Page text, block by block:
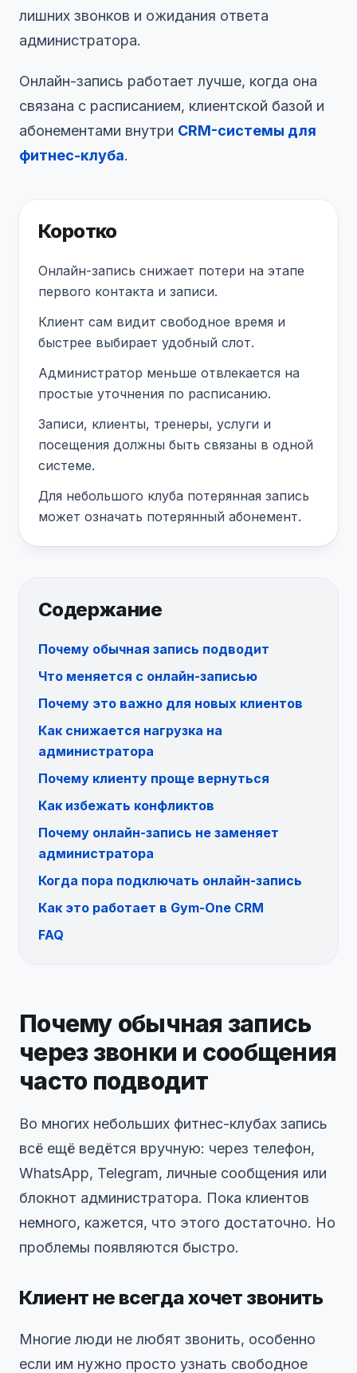
лишних звонков и ожидания ответа
администратора.
Онлайн-запись работает лучше, когда она
связана с расписанием, клиентской базой и
абонементами внутри CRM-системы для
фитнес-клуба.
Коротко
Онлайн-запись снижает потери на этапе
первого контакта и записи.
Клиент сам видит свободное время и
быстрее выбирает удобный слот.
Администратор меньше отвлекается на
простые уточнения по расписанию.
Записи, клиенты, тренеры, услуги и
посещения должны быть связаны в одной
системе.
Для небольшого клуба потерянная запись
может означать потерянный абонемент.
Содержание
Почему обычная запись подводит
Что меняется с онлайн-записью
Почему это важно для новых клиентов
Как снижается нагрузка на
администратора
Почему клиенту проще вернуться
Как избежать конфликтов
Почему онлайн-запись не заменяет
администратора
Когда пора подключать онлайн-запись
Как это работает в Gym-One CRM
FAQ
Почему обычная запись
через звонки и сообщения
часто подводит
Во многих небольших фитнес-клубах запись
всё ещё ведётся вручную: через телефон,
WhatsApp, Telegram, личные сообщения или
блокнот администратора. Пока клиентов
немного, кажется, что этого достаточно. Но
проблемы появляются быстро.
Клиент не всегда хочет звонить
Многие люди не любят звонить, особенно
если им нужно просто узнать свободное